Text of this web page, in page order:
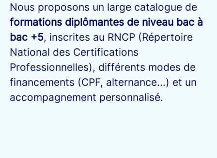
Nous proposons un large catalogue de
formations diplômantes de niveau bac à
bac +5, inscrites au RNCP (Répertoire
National des Certifications
Professionnelles), différents modes de
financements (CPF, alternance...) et un
accompagnement personnalisé.